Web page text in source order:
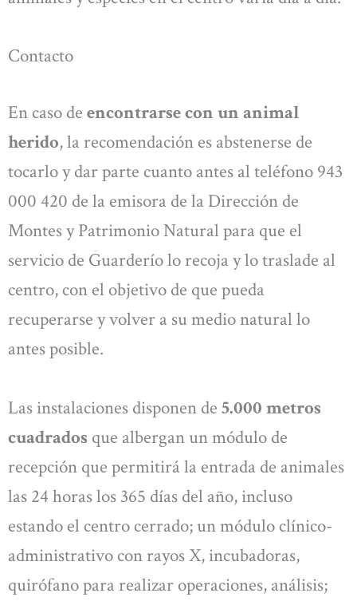
Contacto
En caso de encontrarse con un animal
herido, la recomendación es abstenerse de
tocarlo y dar parte cuanto antes al teléfono 943
000 420 de la emisora de la Dirección de
Montes y Patrimonio Natural para que el
servicio de Guarderío lo recoja y lo traslade al
centro, con el objetivo de que pueda
recuperarse y volver a su medio natural lo
antes posible.
Las instalaciones disponen de 5.000 metros
cuadrados que albergan un módulo de
recepción que permitirá la entrada de animales
las 24 horas los 365 días del año, incluso
estando el centro cerrado; un módulo clínico-
administrativo con rayos X, incubadoras,
quirófano para realizar operaciones, análisis;